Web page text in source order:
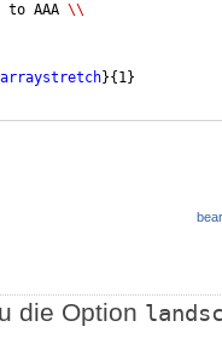
to AAA \\
}{ 1}
die Option